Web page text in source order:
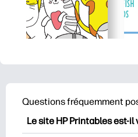
Questions fréquemment
Le site HP Printables est-